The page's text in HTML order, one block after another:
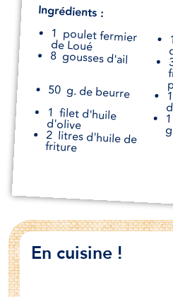
Ingrédients :
1 poulet fermier
de Loué
8 gousses d'ail
50 g. de beurre 1
1 filet d'huile
d'olive 1
2 litres d'huile de
friture
En cuisine !